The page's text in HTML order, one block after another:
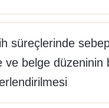
süreçlerinde
ve belge düzeninin